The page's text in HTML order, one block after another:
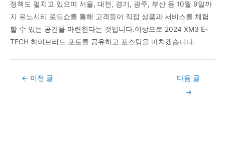
정책도 펼치고 있으며 서울, 대전, 경기, 광주, 부산 등 10월 9일까
지 르노시티 로드쇼를 통해 고객들이 직접 상품과 서비스를 체험
할 수 있는 공간을 마련한다는 것입니다.이상으로 2024 XM3 E-
TECH 하이브리드 포토를 공유하고 포스팅을 마치겠습니다.
Post← 이전 글
다음 글
→